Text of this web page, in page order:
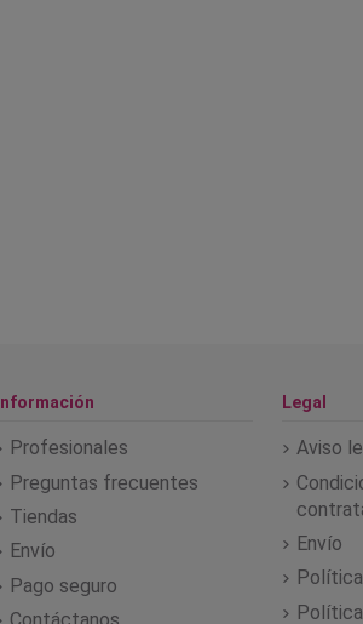
Información
Profesionales
Preguntas frecuentes
Tiendas
Envío
Pago seguro
Legal
Aviso
Envío